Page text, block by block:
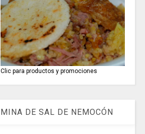
Clic para productos y promociones
MINA DE SAL DE NEMOCÓN